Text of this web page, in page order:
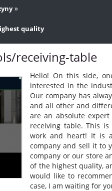
»
quality
receiving-table
Hello! On this side,
interested in the
Our company has
and all other and
are an absolute
receiving table. This
work and heart! It is
company and sell it to
company or our store
of the highest quality,
would like to
case, I am waiting for